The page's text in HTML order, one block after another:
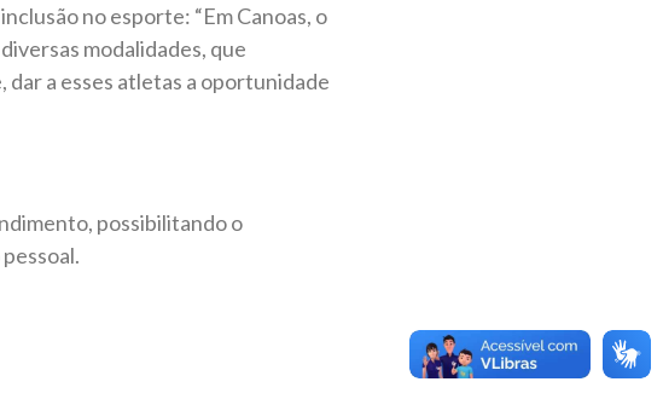
no esporte: “Em Canoas, o
modalidades, que
dar a esses atletas a oportunidade
possibilitando o